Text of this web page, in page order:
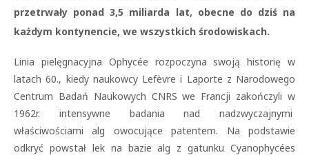
przetrwały ponad 3,5 miliarda lat, obecne do dziś na
każdym kontynencie, we wszystkich środowiskach.
Linia pielęgnacyjna Ophycée rozpoczyna swoją historię w
latach 60., kiedy naukowcy Lefèvre i Laporte z Narodowego
Centrum Badań Naukowych CNRS we Francji zakończyli w
1962r. intensywne badania nad nadzwyczajnymi
właściwościami alg owocujące patentem. Na podstawie
odkryć powstał lek na bazie alg z gatunku Cyanophycées